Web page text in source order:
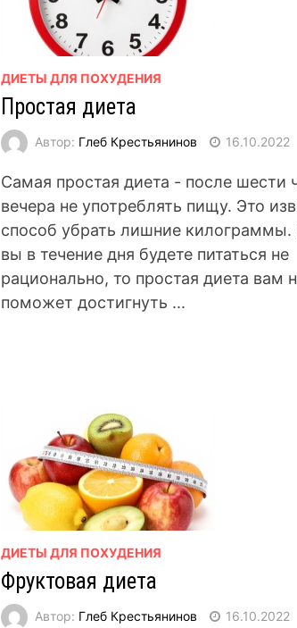
ДИЕТЫ ДЛЯ ПОХУДЕНИЯ
Простая диета
Автор: Глеб Крестьянинов 16.10.2022
Самая простая диета - после шести
вечера не употреблять пищу. Это
способ убрать лишние килограммы.
вы в течение дня будете питаться не
рационально, то простая диета вам
поможет достигнуть ...
ДИЕТЫ ДЛЯ ПОХУДЕНИЯ
Фруктовая диета
Автор: Глеб Крестьянинов 16.10.2022